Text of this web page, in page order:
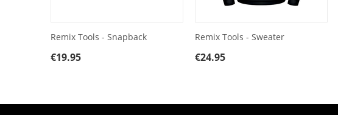
Remix Tools - Snapback
€19.95
Remix Tools - Sweater
€24.95